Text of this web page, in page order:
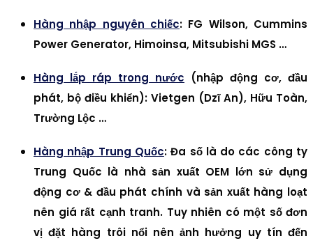
Hàng nhập nguyên chiếc: FG Wilson, Cummins
Power Generator, Himoinsa, Mitsubishi MGS …
Hàng lắp ráp trong nước (nhập động cơ, đầu
phát, bộ điều khiển): Vietgen (Dzĩ An), Hữu Toàn,
Trường Lộc …
Hàng nhập Trung Quốc: Đa số là do các công ty
Trung Quốc là nhà sản xuất OEM lớn sử dụng
động cơ & đầu phát chính và sản xuất hàng loạt
nên giá rất cạnh tranh. Tuy nhiên có một số đơn
vị đặt hàng trôi nổi nên ảnh hưởng uy tín đến